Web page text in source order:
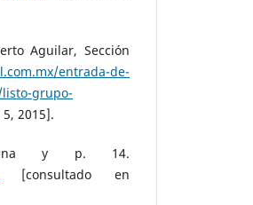
Aguilar, Sección
entrada-de-
grupo-
2015].
plana y p. 14.
[consultado en